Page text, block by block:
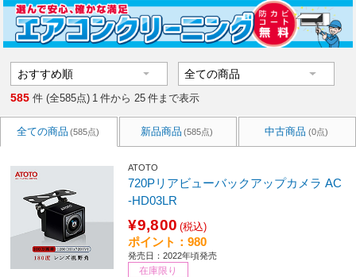
585 件 (全585点) 1 件から 25 件まで表示
全ての商品 (585点) 新品商品 (585点) 中古商品 (0点)
ATOTO
720Pリアビューバックアップカメラ AC
-HD03LR
¥9,800 (税込)
ポイント：980
発売日：2022年頃発売
在庫限り